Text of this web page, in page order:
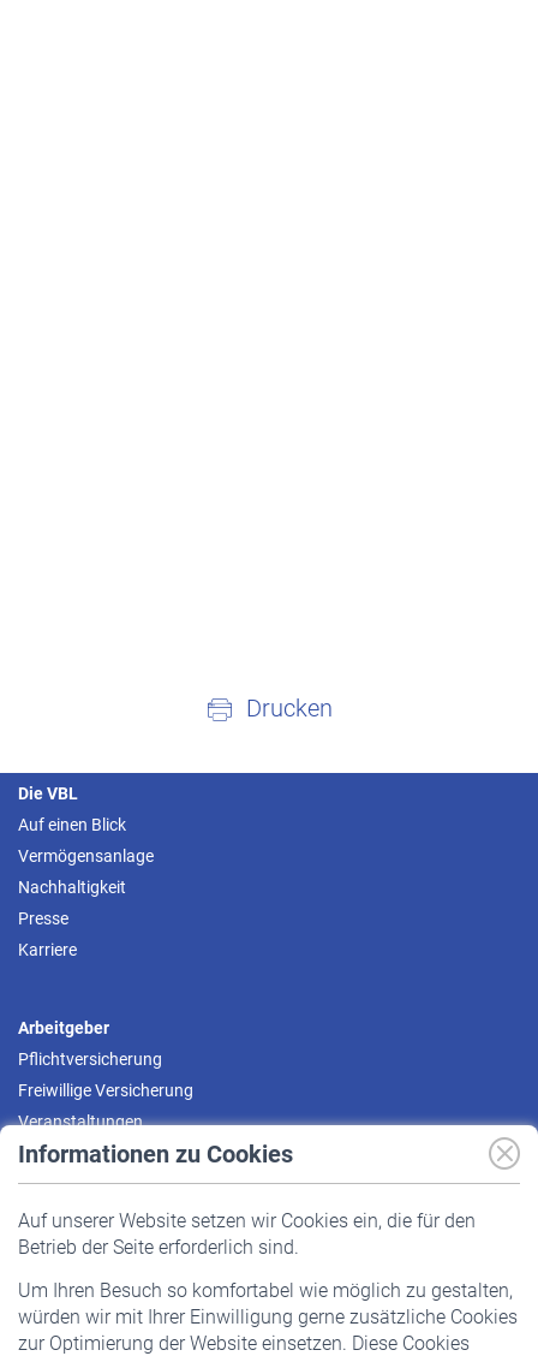
Informationen zu Cookies
Auf unserer Website setzen wir Cookies ein, die für den
Betrieb der Seite erforderlich sind.
Um Ihren Besuch so komfortabel wie möglich zu gestalten,
würden wir mit Ihrer Einwilligung gerne zusätzliche Cookies
zur Optimierung der Website einsetzen. Diese Cookies
Drucken
Die VBL
Auf einen Blick
Vermögensanlage
Nachhaltigkeit
Presse
Karriere
Arbeitgeber
Pflichtversicherung
Freiwillige Versicherung
Veranstaltungen
Pflichtversicherung
Staatliche Förderung
Veranstaltungen